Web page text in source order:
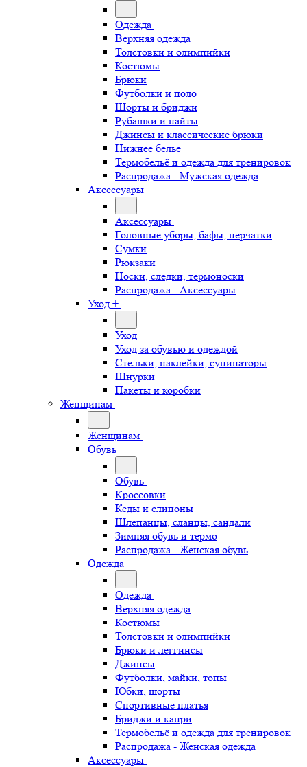
Одежда
Верхняя одежда
Толстовки и олимпийки
Костюмы
Брюки
Футболки и поло
Шорты и бриджи
Рубашки и пайты
Джинсы и классические брюки
Нижнее белье
Термобельё и одежда для тренировок
Распродажа - Мужская одежда
Аксессуары
Аксессуары
Головные уборы, бафы, перчатки
Сумки
Рюкзаки
Носки, следки, термоноски
Распродажа - Аксессуары
Уход +
Уход +
Уход за обувью и одеждой
Стельки, наклейки, супинаторы
Шнурки
Пакеты и коробки
Женщинам
Женщинам
Обувь
Обувь
Кроссовки
Кеды и слипоны
Шлёпанцы, сланцы, сандали
Зимняя обувь и термо
Распродажа - Женская обувь
Одежда
Одежда
Верхняя одежда
Костюмы
Толстовки и олимпийки
Брюки и леггинсы
Джинсы
Футболки, майки, топы
Юбки, шорты
Спортивные платья
Бриджи и капри
Термобельё и одежда для тренировок
Распродажа - Женская одежда
Аксессуары